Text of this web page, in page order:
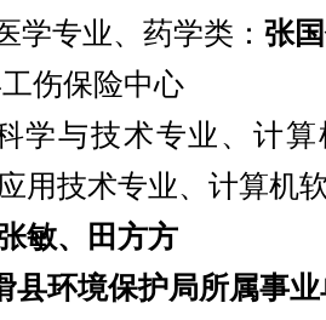
学专业、药学类： 张
伤保险中心
学与技术专业、计
用技术专业、计算机
敏、田方方
县环境保护局所属事